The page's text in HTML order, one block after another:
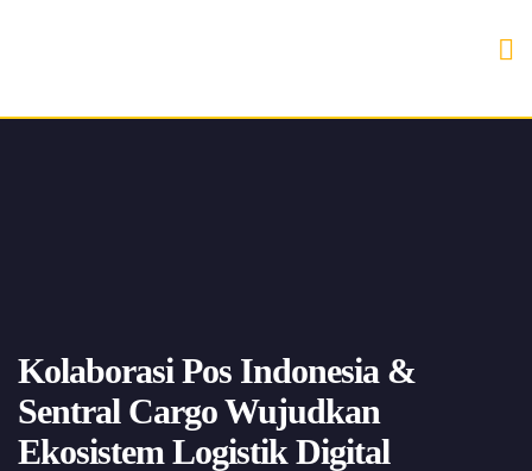
Kolaborasi Pos Indonesia &
Sentral Cargo Wujudkan
Ekosistem Logistik Digital